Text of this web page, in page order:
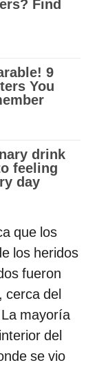
que los
los heridos
fueron
cerca del
mayoría
del
se vio